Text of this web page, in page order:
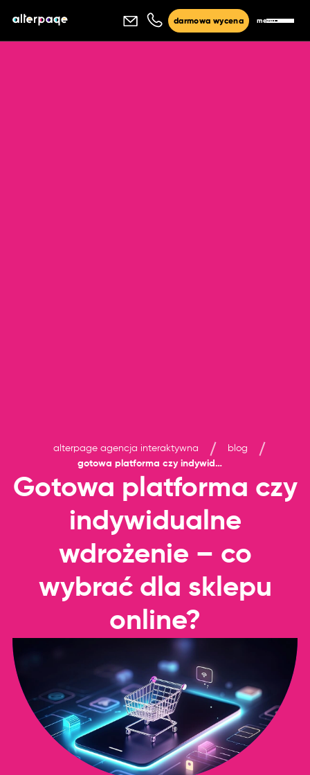
darmowa wycena menu
alterpage agencja interaktywna
blog
gotowa platforma czy indywidualne wdrożenie – co wybrać dla sklepu online?
Gotowa platforma czy
indywidualne
wdrożenie – co
wybrać dla sklepu
online?